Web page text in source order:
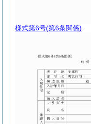
様式第6号(第6条関係)